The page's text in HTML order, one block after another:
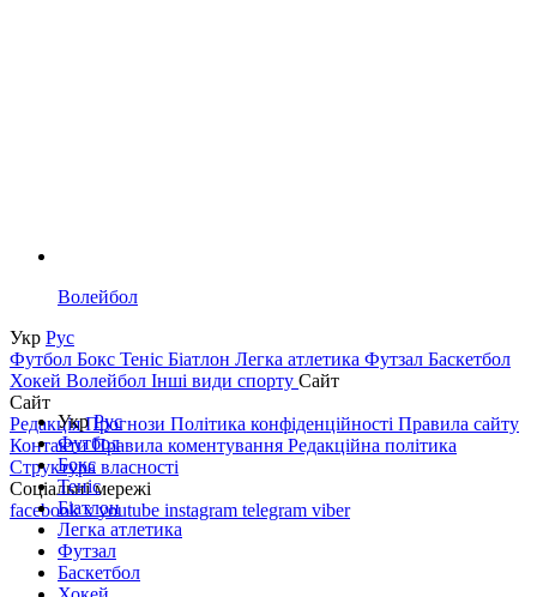
Волейбол
Укр Рус
Футбол Бокс Теніс Біатлон Легка атлетика Футзал Баскетбол
Хокей Волейбол Інші види спорту Сайт
Сайт
РедакціяПрогнози Політика конфіденційності Правила сайту
КонтактиПравила коментування Редакційна політика
Структура власності
Соціальні мережі
facebookxyoutube instagram telegram viber
УкрРус
Футбол
Бокс
Теніс
Біатлон
Легка атлетика
Футзал
Баскетбол